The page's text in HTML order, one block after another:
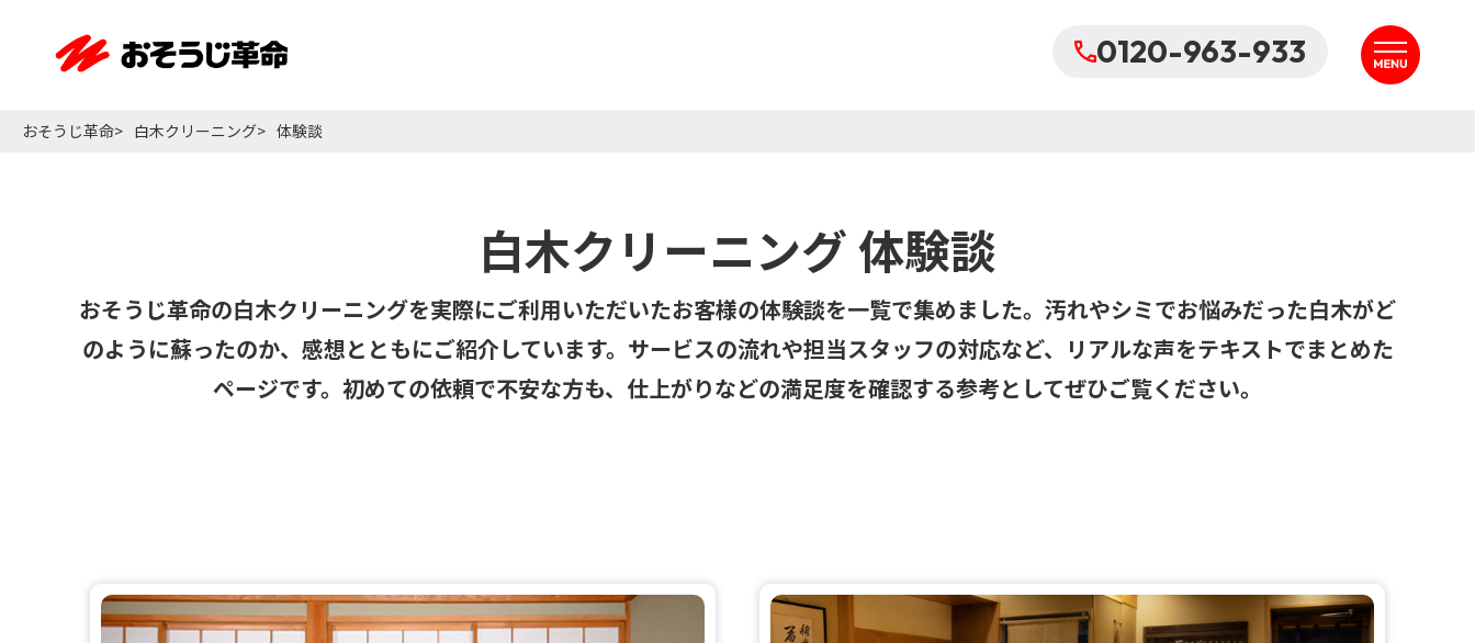
0120-963-933
おそうじ革命 白木クリーニング 体験談
白木クリーニング 体験談
おそうじ革命の白木クリーニングを実際にご利用いただいたお客様の体験談を一覧で集めました。汚れやシミでお悩みだった白木がど
のように蘇ったのか、感想とともにご紹介しています。サービスの流れや担当スタッフの対応など、リアルな声をテキストでまとめた
ページです。初めての依頼で不安な方も、仕上がりなどの満足度を確認する参考としてぜひご覧ください。